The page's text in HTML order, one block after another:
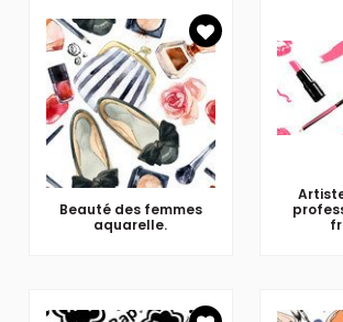
Beauté des femmes
aquarelle.